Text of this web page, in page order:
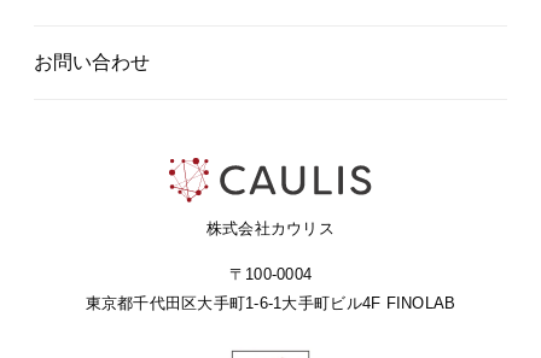
株式会社カウリス
〒100-0004
東京都千代田区大手町1-6-1大手町ビル4F FINOLAB
お問い合わせ